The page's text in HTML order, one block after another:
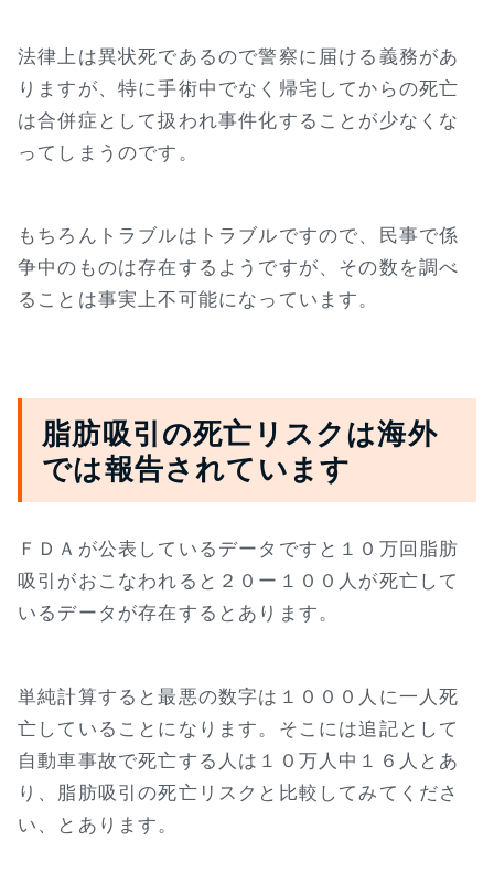
法律上は異状死であるので警察に届ける義務があ
りますが、特に手術中でなく帰宅してからの死亡
は合併症として扱われ事件化することが少なくな
ってしまうのです。
もちろんトラブルはトラブルですので、民事で係
争中のものは存在するようですが、その数を調べ
ることは事実上不可能になっています。
脂肪吸引の死亡リスクは海外
では報告されています
ＦＤＡが公表しているデータですと１０万回脂肪
吸引がおこなわれると２０ー１００人が死亡して
いるデータが存在するとあります。
単純計算すると最悪の数字は１０００人に一人死
亡していることになります。そこには追記として
自動車事故で死亡する人は１０万人中１６人とあ
り、脂肪吸引の死亡リスクと比較してみてくださ
い、とあります。